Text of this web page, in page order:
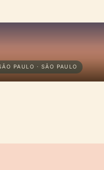
PAULO · SÃO PAULO